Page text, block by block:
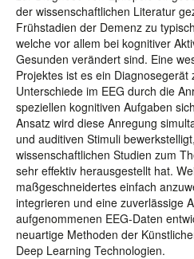
der wissenschaftlichen Literatur
Frühstadien der Demenz zu
welche vor allem bei kognitiver
Gesunden verändert sind. Eine
Projektes ist es ein
Unterschiede im EEG durch die
speziellen kognitiven Aufgaben
Ansatz wird diese Anregung
und auditiven Stimuli
wissenschaftlichen Studien zum
sehr effektiv herausgestellt hat.
maßgeschneidertes einfach
integrieren und eine zuverlässige
aufgenommenen EEG-Daten
neuartige Methoden der
Deep Learning Technologien.